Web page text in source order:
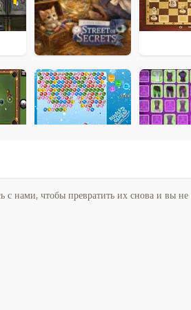
с нами, чтобы превратить их снова и вы